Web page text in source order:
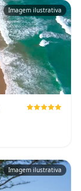
Imagem ilustrativa
Imagem ilustrativa